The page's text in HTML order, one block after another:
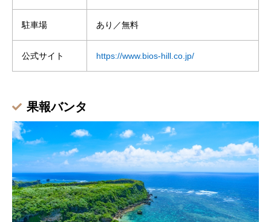
駐車場 あり／無料
公式サイト https://www.bios-hill.co.jp/
果報バンタ